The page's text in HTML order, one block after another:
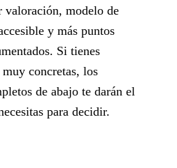
valoración, modelo de
y más puntos
Si tienes
muy concretas, los
de abajo te darán el
para decidir.